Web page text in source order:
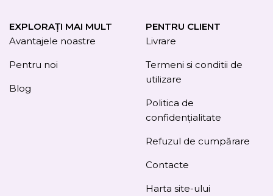
EXPLORAȚI MAI MULT
Avantajele noastre
Pentru noi
Blog
PENTRU CLIENT
Livrare
Termeni si conditii de
utilizare
Politica de
confidențialitate
Refuzul de cumpărare
Contacte
Harta site-ului